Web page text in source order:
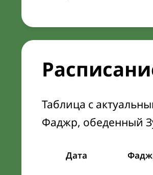
Таблица с
Фаджр, обеденный
Дата